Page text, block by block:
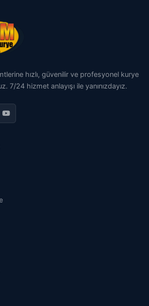
hızlı, güvenilir ve profesyonel kurye
7/24 hizmet anlayışı ile yanınızdayız.